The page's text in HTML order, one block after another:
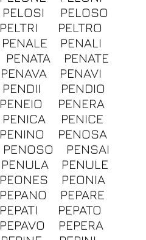
PELOSI
PELOSO
PELTRI
PELTRO
PENALE
PENALI
PENATA
PENATE
PENAVA
PENAVI
PENDII
PENDIO
PENEIO
PENERA
PENICA
PENICE
PENINO
PENOSA
PENOSO
PENSAI
PENULA
PENULE
PEONES
PEONIA
PEPANO
PEPARE
PEPATI
PEPATO
PEPAVO
PEPERA